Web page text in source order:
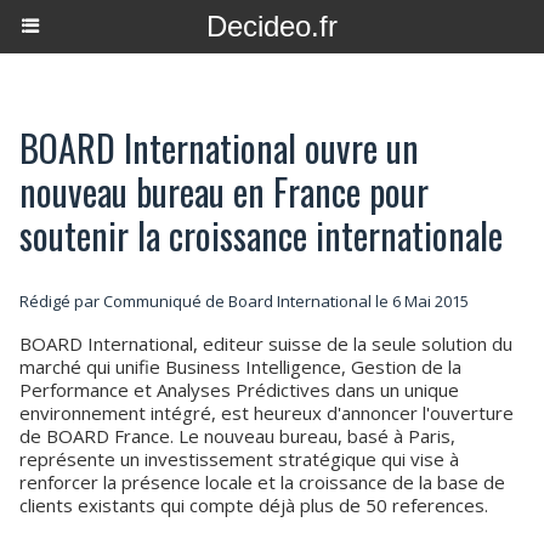
Decideo.fr
BOARD International ouvre un
nouveau bureau en France pour
soutenir la croissance internationale
Rédigé par Communiqué de Board International le 6 Mai 2015
BOARD International, editeur suisse de la seule solution du
marché qui unifie Business Intelligence, Gestion de la
Performance et Analyses Prédictives dans un unique
environnement intégré, est heureux d'annoncer l'ouverture
de BOARD France. Le nouveau bureau, basé à Paris,
représente un investissement stratégique qui vise à
renforcer la présence locale et la croissance de la base de
clients existants qui compte déjà plus de 50 references.